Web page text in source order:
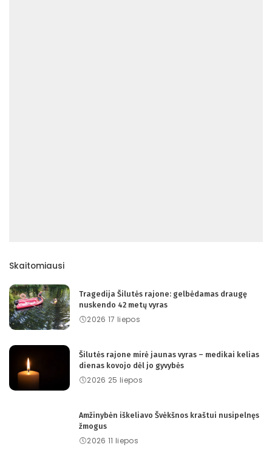
Skaitomiausi
Tragedija Šilutės rajone: gelbėdamas draugę
nuskendo 42 metų vyras
2026 17 liepos
Šilutės rajone mirė jaunas vyras – medikai kelias
dienas kovojo dėl jo gyvybės
2026 25 liepos
Amžinybėn iškeliavo Švėkšnos kraštui nusipelnęs
žmogus
2026 11 liepos